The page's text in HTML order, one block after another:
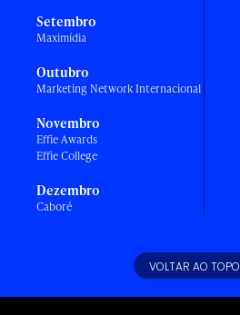
Setembro
Maximídia
Outubro
Marketing Network Internacional
Novembro
Effie Awards
Effie College
Dezembro
Caboré
VOLTAR AO TOPO